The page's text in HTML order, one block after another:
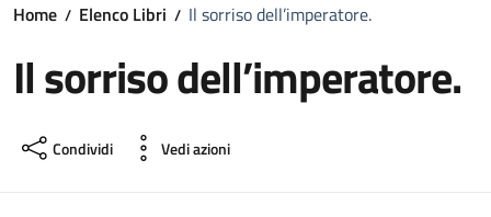
Home Elenco Libri Il sorriso dell’imperatore.
Il sorriso dell’imperatore.
Condividi Vedi azioni